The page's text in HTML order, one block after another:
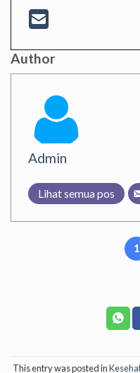
Author
Admin
Lihat semua pos
1
This entry was posted in